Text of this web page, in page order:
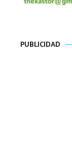
PUBLICIDAD